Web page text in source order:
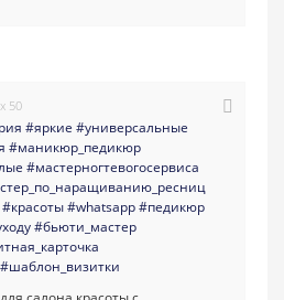
50
#яркие #универсальные
#маникюр_педикюр
#мастерногтевогосервиса
#красоты#whatsapp#педикюр
#бьюти_мастер
#шаблон_визитки